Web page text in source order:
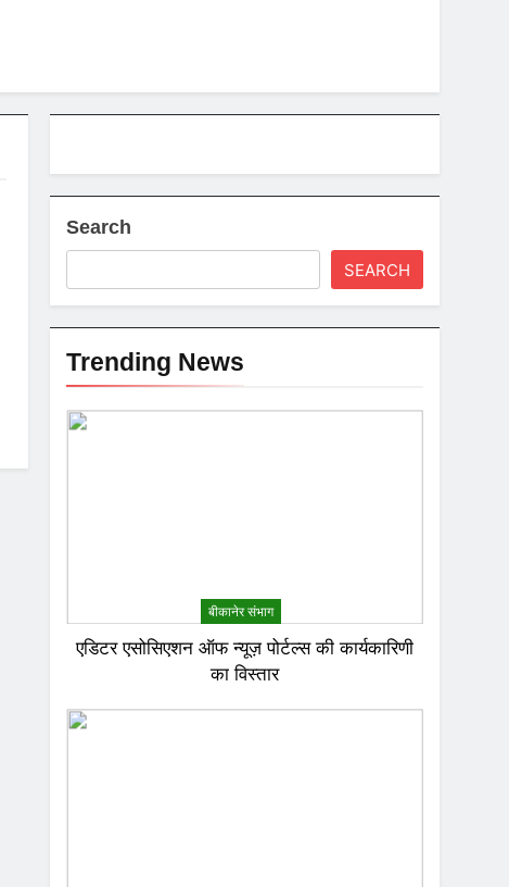
Search
SEARCH
Trending News
बीकानेर संभाग
एडिटर एसोसिएशन ऑफ न्यूज़ पोर्टल्स की कार्यकारिणी
का विस्तार